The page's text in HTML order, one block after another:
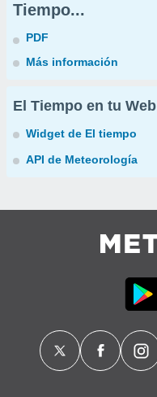
Tiempo...
PDF
Más información
El Tiempo en tu Web
Widget de El tiempo
API de Meteorología